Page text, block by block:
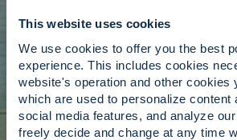
This website uses cookies
We use cookies to offer you the best
experience. This includes cookies
website's operation and other cookies
which are used to personalize content
social media features, and analyze
freely decide and change at any time
dass unsere
Durch Initiativen in den Bereichen
Inklusion und
Komitee eine starke, vernetzte
Unternehmenskultur, während wir
Wachstum fortsetzen.